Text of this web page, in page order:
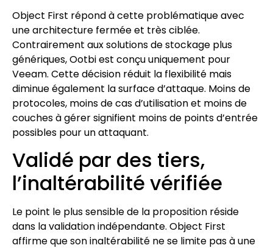
Object First répond à cette problématique avec
une architecture fermée et très ciblée.
Contrairement aux solutions de stockage plus
génériques, Ootbi est conçu uniquement pour
Veeam. Cette décision réduit la flexibilité mais
diminue également la surface d’attaque. Moins de
protocoles, moins de cas d’utilisation et moins de
couches à gérer signifient moins de points d’entrée
possibles pour un attaquant.
Validé par des tiers,
l’inaltérabilité vérifiée
Le point le plus sensible de la proposition réside
dans la validation indépendante. Object First
affirme que son inaltérabilité ne se limite pas à une